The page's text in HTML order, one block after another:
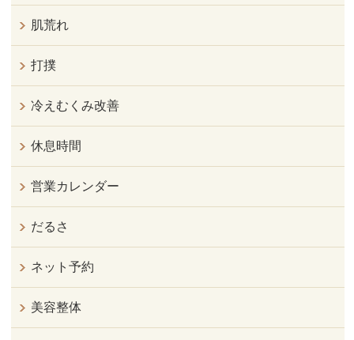
肌荒れ
打撲
冷えむくみ改善
休息時間
営業カレンダー
だるさ
ネット予約
美容整体